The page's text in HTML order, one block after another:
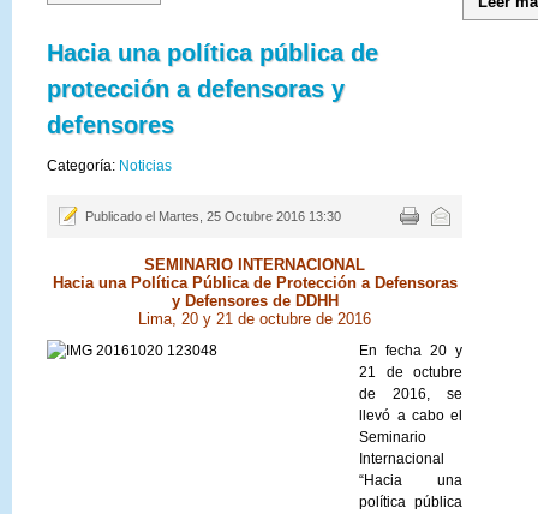
Hacia una política pública de
protección a defensoras y
defensores
Categoría: Noticias
Publicado el Martes, 25 Octubre 2016 13:30
SEMINARIO INTERNACIONAL
Hacia una Política Pública de Protección a Defensoras
y Defensores de DDHH
Lima, 20 y 21 de octubre de 2016
En fecha 20 y
21 de octubre
de 2016, se
llevó a cabo el
Seminario
Internacional
“Hacia una
política pública